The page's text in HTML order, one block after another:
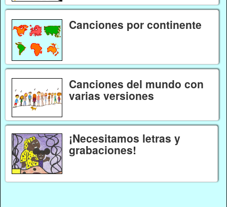
Canciones por continente
Canciones del mundo con
varias versiones
¡Necesitamos letras y
grabaciones!